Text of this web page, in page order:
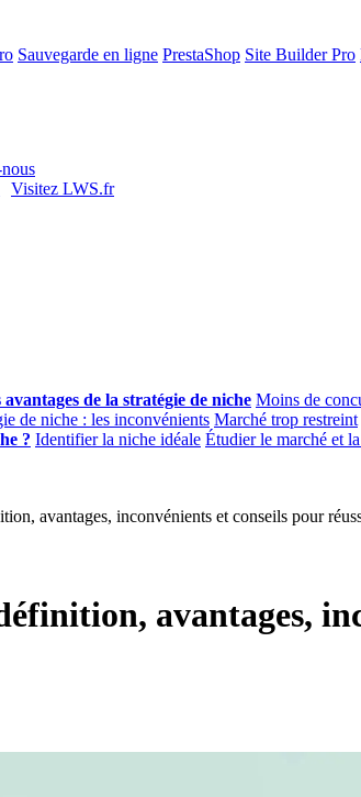
Sauvegarde en ligne PrestaShop Site Builder Pro
Visitez LWS.fr
avantages de la stratégie de niche Moins de
de niche : les inconvénients Marché trop restreint
? Identifier la niche idéale Étudier le marché et
avantages, inconvénients et conseils pour
avantages,